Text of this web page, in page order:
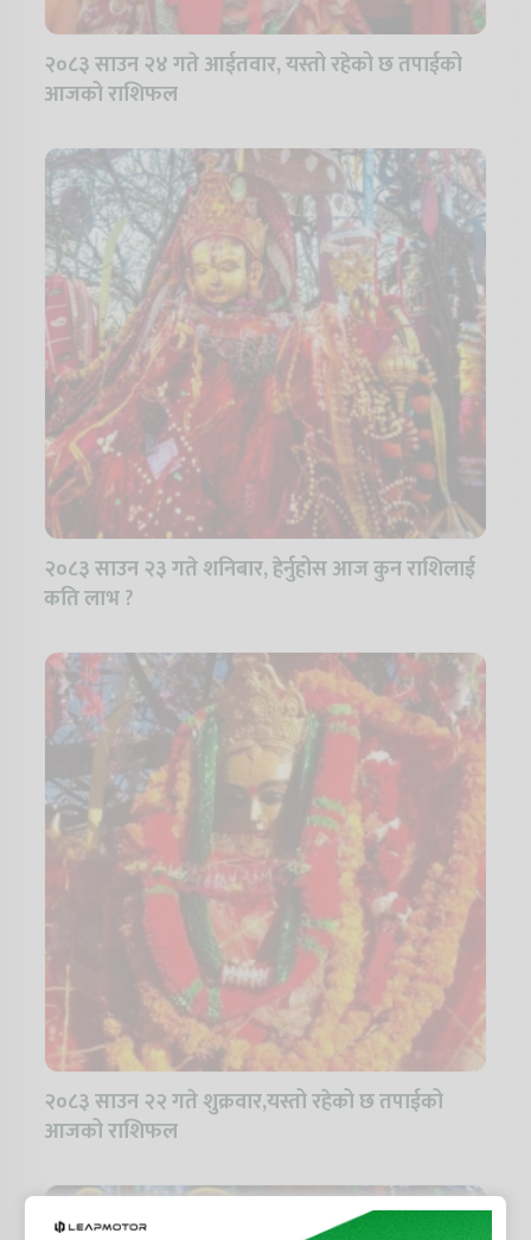
२०८३ साउन २४ गते आईतवार, यस्तो रहेको छ तपाईको
आजको राशिफल
२०८३ साउन २३ गते शनिबार, हेर्नुहोस आज कुन राशिलाई
कति लाभ ?
२०८३ साउन २२ गते शुक्रवार,यस्तो रहेको छ तपाईको
आजको राशिफल